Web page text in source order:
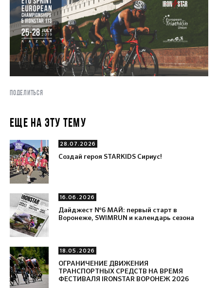
ПОДЕЛИТЬСЯ
ЕЩЕ НА ЭТУ ТЕМУ
28.07.2026
Создай героя STARKIDS Сириус!
16.06.2026
Дайджест №6 МАЙ: первый старт в
Воронеже, SWIMRUN и календарь сезона
18.05.2026
ОГРАНИЧЕНИЕ ДВИЖЕНИЯ
ТРАНСПОРТНЫХ СРЕДСТВ НА ВРЕМЯ
ФЕСТИВАЛЯ IRONSTAR ВОРОНЕЖ 2026